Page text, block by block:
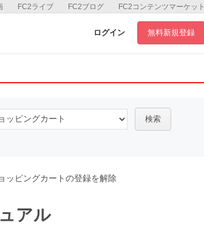
FC2コンテンツマーケット
FC2ブログ
FC2ライブ
ログイン 無料新規登録
検索
ッピングカートの登録を解除
アル